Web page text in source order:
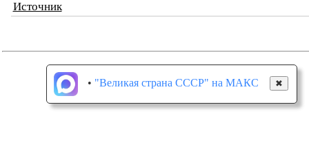
Источник
• "Великая страна СССР" на МАКС ✖